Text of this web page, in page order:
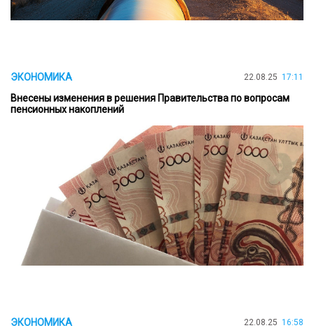
ЭКОНОМИКА 22.08.25 17:11
Внесены изменения в решения Правительства по вопросам
пенсионных накоплений
ЭКОНОМИКА 22.08.25 16:58